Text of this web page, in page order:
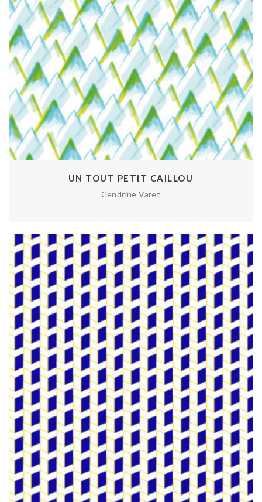
UN TOUT PETIT CAILLOU
Cendrine Varet